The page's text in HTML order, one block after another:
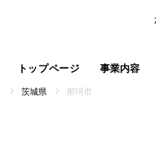
トップページ 事業内容
茨城県 那珂市